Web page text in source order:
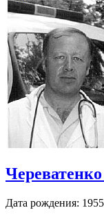
Дата рождения: